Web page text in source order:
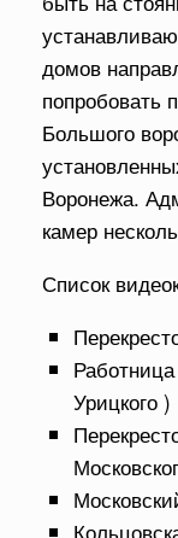
домов
попробовать
Большого
Воронежа.
камер
Список
Урицкого )